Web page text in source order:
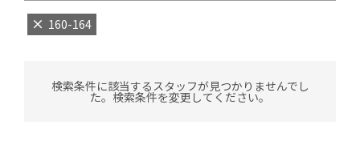
160-164
検索条件に該当するスタッフが見つかりませんでし
た。検索条件を変更してください。